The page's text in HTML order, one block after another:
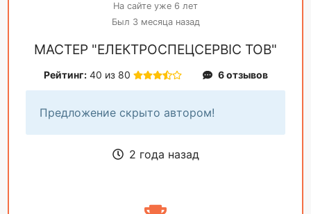
На сайте уже 6 лет
Был 3 месяца назад
МАСТЕР "ЕЛЕКТРОСПЕЦСЕРВІС ТОВ"
Рейтинг: 40 из 80 6 отзывов
Предложение скрыто автором!
2 года назад